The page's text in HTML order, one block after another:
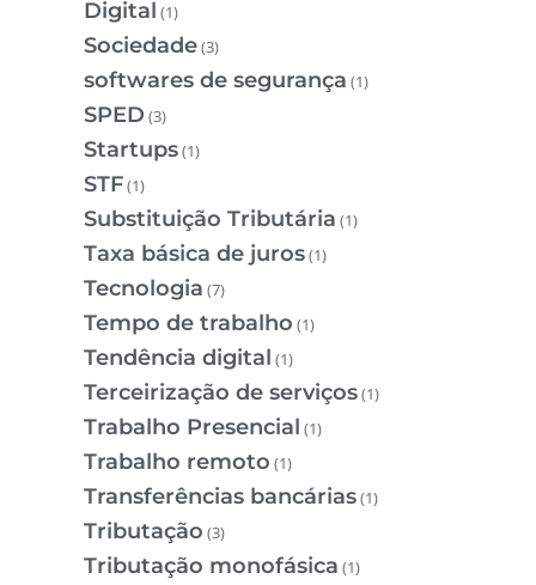
Digital (1)
Sociedade(3)
softwares de segurança (1)
SPED (3)
Startups(1)
STF(1)
Substituição Tributária (1)
Taxa básica de juros(1)
Tecnologia (7)
Tempo de trabalho (1)
Tendência digital (1)
Terceirização de serviços(1)
Trabalho Presencial (1)
Trabalho remoto (1)
Transferências bancárias(1)
Tributação (3)
Tributação monofásica (1)